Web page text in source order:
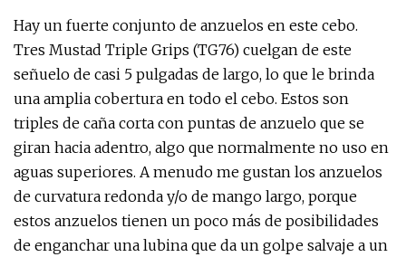
Hay un fuerte conjunto de anzuelos en este cebo.
Tres Mustad Triple Grips (TG76) cuelgan de este
señuelo de casi 5 pulgadas de largo, lo que le brinda
una amplia cobertura en todo el cebo. Estos son
triples de caña corta con puntas de anzuelo que se
giran hacia adentro, algo que normalmente no uso en
aguas superiores. A menudo me gustan los anzuelos
de curvatura redonda y/o de mango largo, porque
estos anzuelos tienen un poco más de posibilidades
de enganchar una lubina que da un golpe salvaje a un